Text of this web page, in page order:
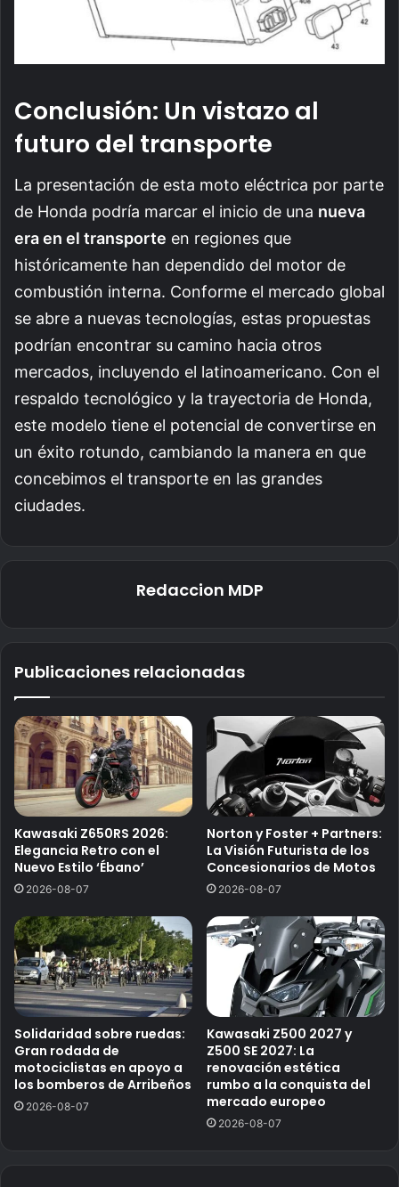
Conclusión: Un vistazo al
futuro del transporte
La presentación de esta moto eléctrica por parte
de Honda podría marcar el inicio de una nueva
era en el transporte en regiones que
históricamente han dependido del motor de
combustión interna. Conforme el mercado global
se abre a nuevas tecnologías, estas propuestas
podrían encontrar su camino hacia otros
mercados, incluyendo el latinoamericano. Con el
respaldo tecnológico y la trayectoria de Honda,
este modelo tiene el potencial de convertirse en
un éxito rotundo, cambiando la manera en que
concebimos el transporte en las grandes
ciudades.
Redaccion MDP
Publicaciones relacionadas
Kawasaki Z650RS 2026:
Elegancia Retro con el
Nuevo Estilo ‘Ébano’
2026-08-07
Norton y Foster + Partners:
La Visión Futurista de los
Concesionarios de Motos
2026-08-07
Solidaridad sobre ruedas:
Gran rodada de
motociclistas en apoyo a
los bomberos de Arribeños
2026-08-07
Kawasaki Z500 2027 y
Z500 SE 2027: La
renovación estética
rumbo a la conquista del
mercado europeo
2026-08-07